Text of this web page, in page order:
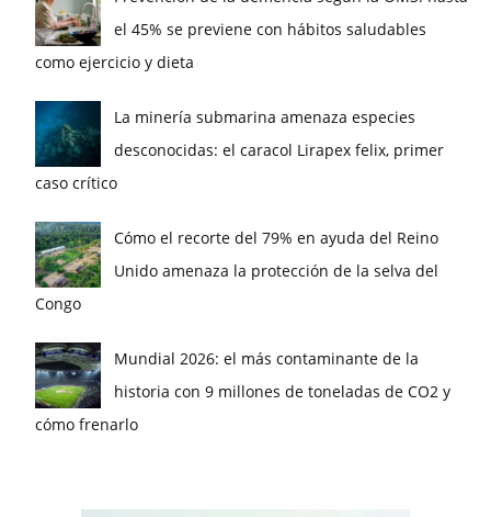
el 45% se previene con hábitos saludables
como ejercicio y dieta
La minería submarina amenaza especies
desconocidas: el caracol Lirapex felix, primer
caso crítico
Cómo el recorte del 79% en ayuda del Reino
Unido amenaza la protección de la selva del
Congo
Mundial 2026: el más contaminante de la
historia con 9 millones de toneladas de CO2 y
cómo frenarlo